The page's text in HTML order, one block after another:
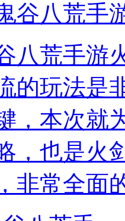
鬼谷八荒手
八荒手游
的玩法是
，本次就
，也是火
非常全面